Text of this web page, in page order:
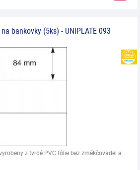
bankovky (5ks) - UNIPLATE 093
z tvrdé PVC fólie bez změkčovadel a